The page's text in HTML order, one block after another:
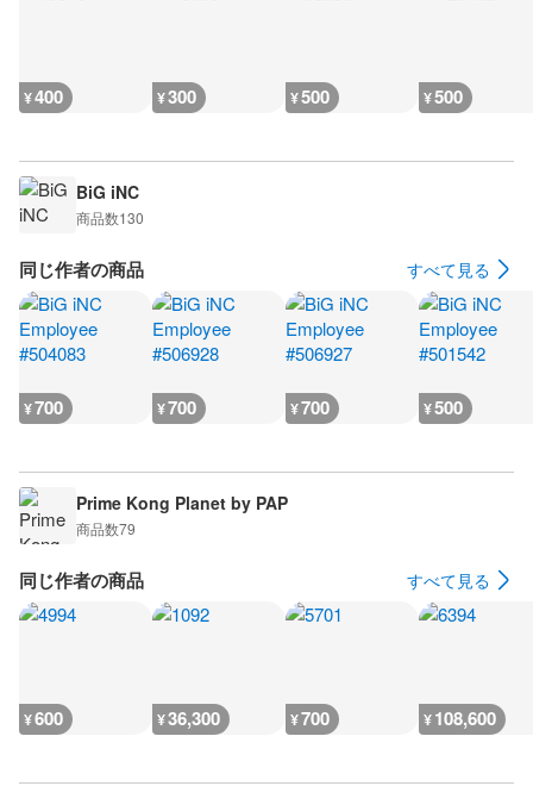
¥400 ¥300 ¥500 ¥500
BiG iNC
商品数130
同じ作者の商品 すべて見る
¥700 ¥700 ¥700 ¥500
Prime Kong Planet by PAP
商品数79
同じ作者の商品 すべて見る
¥600 ¥36,300 ¥700 ¥108,600